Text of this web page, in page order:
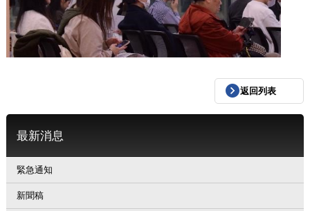
返回列表
最新消息
緊急通知
新聞稿